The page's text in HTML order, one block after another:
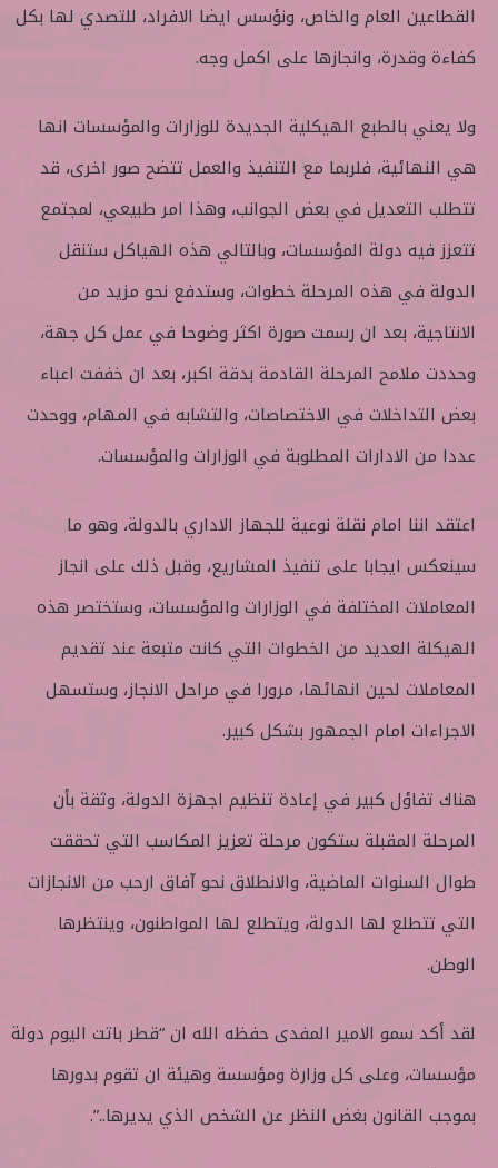
القطاعين العام والخاص، ونؤسس ايضا الافراد، للتصدي لها بكل
كفاءة وقدرة، وانجازها على اكمل وجه.
ولا يعني بالطبع الهيكلية الجديدة للوزارات والمؤسسات انها
هي النهائية، فلربما مع التنفيذ والعمل تتضح صور اخرى، قد
تتطلب التعديل في بعض الجوانب، وهذا امر طبيعي، لمجتمع
تتعزز فيه دولة المؤسسات، وبالتالي هذه الهياكل ستنقل
الدولة في هذه المرحلة خطوات، وستدفع نحو مزيد من
الانتاجية، بعد ان رسمت صورة اكثر وضوحا في عمل كل جهة،
وحددت ملامح المرحلة القادمة بدقة اكبر، بعد ان خففت اعباء
بعض التداخلات في الاختصاصات، والتشابه في المهام، ووحدت
عددا من الادارات المطلوبة في الوزارات والمؤسسات.
اعتقد اننا امام نقلة نوعية للجهاز الاداري بالدولة، وهو ما
سينعكس ايجابا على تنفيذ المشاريع، وقبل ذلك على انجاز
المعاملات المختلفة في الوزارات والمؤسسات، وستختصر هذه
الهيكلة العديد من الخطوات التي كانت متبعة عند تقديم
المعاملات لحين انهائها، مرورا في مراحل الانجاز، وستسهل
الاجراءات امام الجمهور بشكل كبير.
هناك تفاؤل كبير في إعادة تنظيم اجهزة الدولة، وثقة بأن
المرحلة المقبلة ستكون مرحلة تعزيز المكاسب التي تحققت
طوال السنوات الماضية، والانطلاق نحو آفاق ارحب من الانجازات
التي تتطلع لها الدولة، ويتطلع لها المواطنون، وينتظرها
الوطن.
لقد أكد سمو الامير المفدى حفظه الله ان “قطر باتت اليوم دولة
مؤسسات، وعلى كل وزارة ومؤسسة وهيئة ان تقوم بدورها
بموجب القانون بغض النظر عن الشخص الذي يديرها..”.